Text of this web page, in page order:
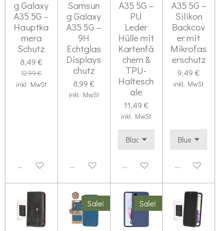
g Galaxy
A35 5G –
Hauptka
mera
Schutz
8,49 €
12,99 €
inkl. MwSt
Deaktiviert
Samsun
g Galaxy
A35 5G –
9H
Echtglas
Displays
chutz
8,99 €
inkl. MwSt
Deaktiviert
A35 5G –
PU
Leder
Hülle mit
Kartenfä
chern &
TPU-
Haltesch
ale
11,49 €
inkl. MwSt
Deaktiviert
A35 5G –
Silikon
Backcov
er mit
Mikrofas
erschutz
9,49 €
inkl. MwSt
Deaktiviert
Sale! Sale!